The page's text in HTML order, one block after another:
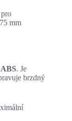
mm
ABS. Je
brzdný